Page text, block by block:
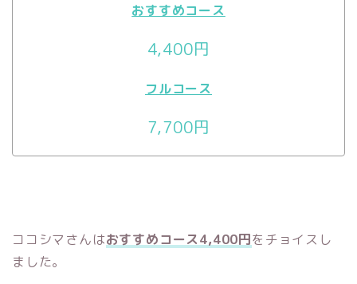
おすすめコース
4,400円
フルコース
7,700円
ココシマさんはおすすめコース4,400円をチョイスし
ました。